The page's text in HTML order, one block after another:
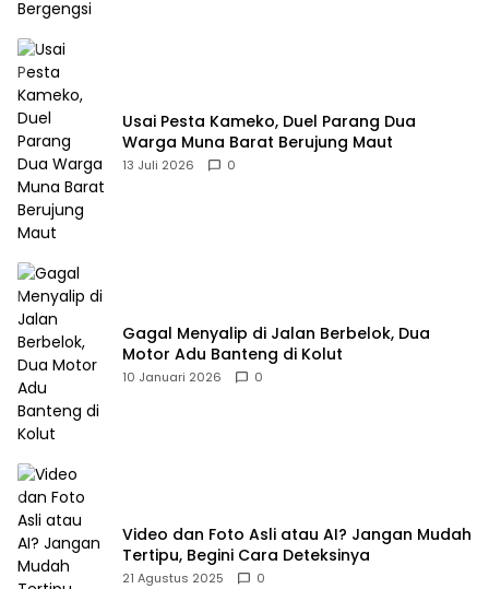
Usai Pesta Kameko, Duel Parang Dua
Warga Muna Barat Berujung Maut
13 Juli 2026 0
Gagal Menyalip di Jalan Berbelok, Dua
Motor Adu Banteng di Kolut
10 Januari 2026 0
Video dan Foto Asli atau AI? Jangan Mudah
Tertipu, Begini Cara Deteksinya
21 Agustus 2025 0